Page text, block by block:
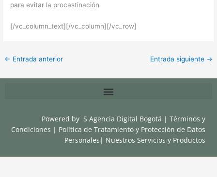
para evitar la procastinación
[/vc_column_text][/vc_column][/vc_row]
← Entrada anterior Entrada siguiente →
Powered by S Agencia Digital Bogotá |Términos y
Condiciones | Política de Tratamiento y Protección de Datos
Personales | Nuestros Servicios y Productos